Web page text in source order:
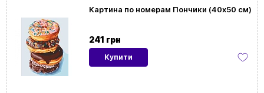
підрамнику
Так
241 грн
Картина по номерам Пончики (40х50 см)
Купити